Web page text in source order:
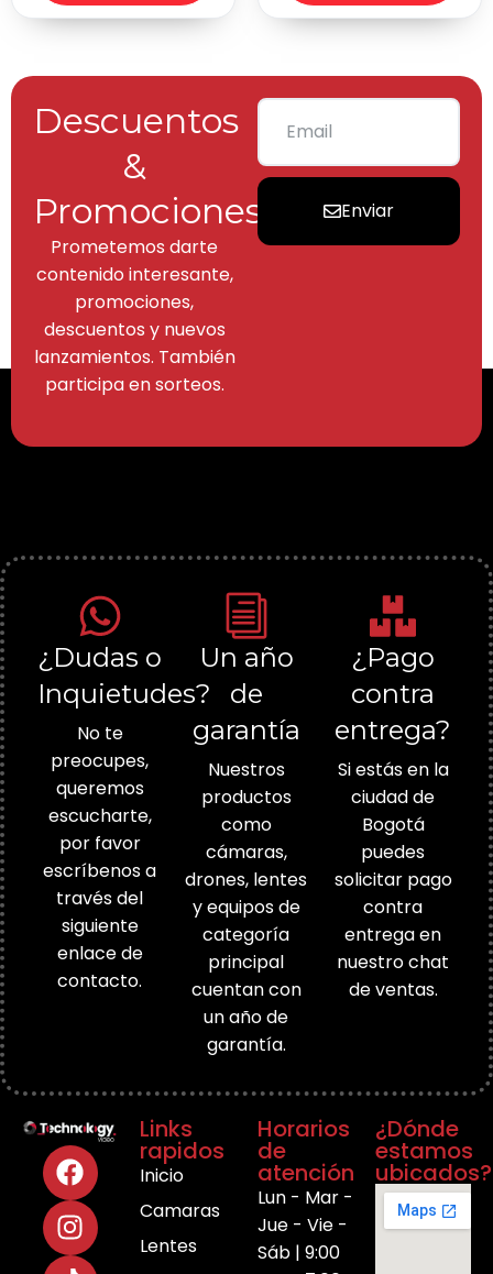
Descuentos
&
Promociones
Prometemos darte
contenido interesante,
promociones,
descuentos y nuevos
lanzamientos. También
participa en sorteos.
Enviar
¿Dudas o
Inquietudes?
No te
preocupes,
queremos
escucharte,
por favor
escríbenos a
través del
siguiente
enlace de
contacto.
Un año
de
garantía
Nuestros
productos
como
cámaras,
drones, lentes
y equipos de
categoría
principal
cuentan con
un año de
garantía.
¿Pago
contra
entrega?
Si estás en la
ciudad de
Bogotá
puedes
solicitar pago
contra
entrega en
nuestro chat
de ventas.
Links
rapidos
Inicio
Camaras
Lentes
Horarios
de
atención
Lun - Mar -
Jue - Vie -
Sáb | 9:00
¿Dónde
estamos
ubicados?